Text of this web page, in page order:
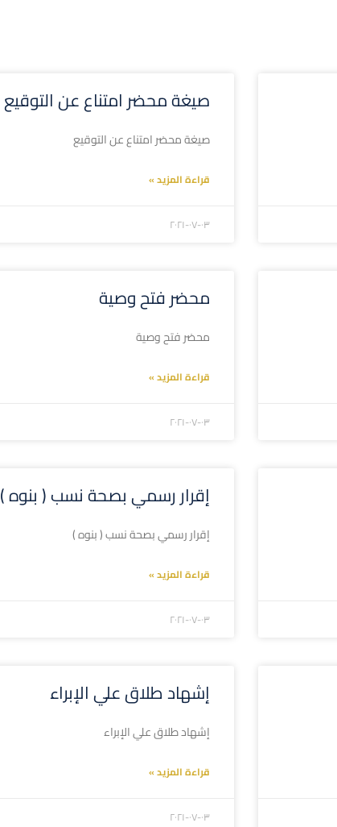
صيغة محضر امتناع عن التوقيع
صيغة محضر امتناع عن التوقيع
قراءة المزيد »
۲۰۲۱-۰۷-۰۳
محضر فتح وصية
محضر فتح وصية
قراءة المزيد »
۲۰۲۱-۰۷-۰۳
إقرار رسمي بصحة نسب ( بنوه )
إقرار رسمي بصحة نسب ( بنوه )
قراءة المزيد »
۲۰۲۱-۰۷-۰۳
إشهاد طلاق علي الإبراء
إشهاد طلاق علي الإبراء
قراءة المزيد »
۲۰۲۱-۰۷-۰۳